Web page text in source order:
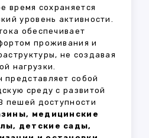
время сохраняется
уровень активности.
обеспечивает
проживания и
не создавая
нагрузки.
собой
среду с развитой
пешей доступности
медицинские
детские сады,